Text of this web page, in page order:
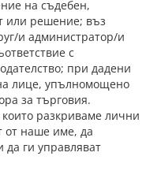
на съдебен,
или решение; въз
и администратор/и
с
при дадени
лице, упълномощено
за търговия.
разкриваме лични
от наше име, да
да ги управляват